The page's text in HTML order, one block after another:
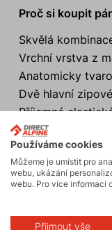
Proč si koupit
Skvělá
Vrchní vrstva z
Anatomicky
Dvě hlavní
Příjemné
Prodloužený
Aktivity
Používáme cookies
Můžeme je umístit pro
webu, ukázání
webu. Pro více informací
Přijmout vše